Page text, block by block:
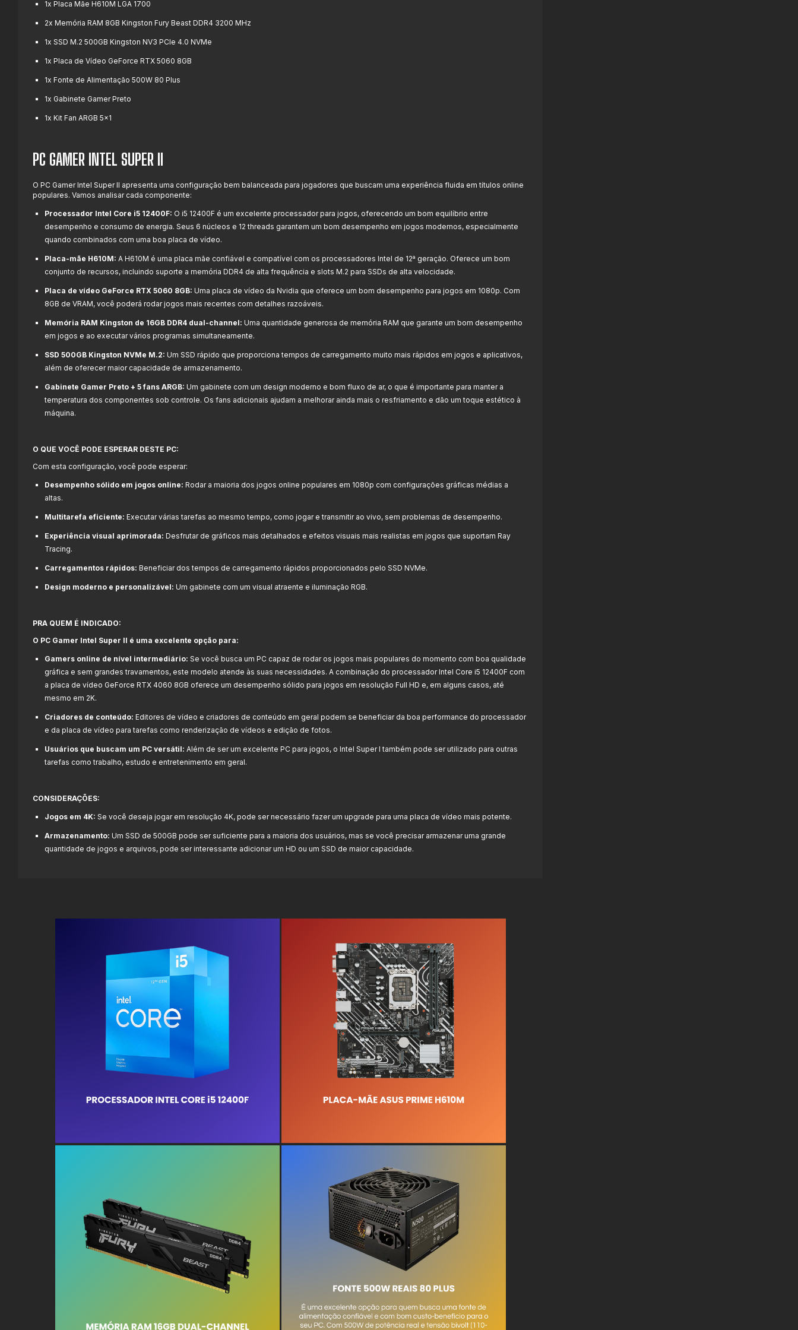
1x Placa Mãe H610M LGA 1700
2x Memória RAM 8GB Kingston Fury Beast DDR4 3200 MHz
1x SSD M.2 500GB Kingston NV3 PCIe 4.0 NVMe
1x Placa de Vídeo GeForce RTX 5060 8GB
1x Fonte de Alimentação 500W 80 Plus
1x Gabinete Gamer Preto
1x Kit Fan ARGB 5x1
PC GAMER INTEL SUPER II
O PC Gamer Intel Super II apresenta uma configuração bem balanceada para jogadores que buscam uma experiência fluida em títulos online
populares. Vamos analisar cada componente:
Processador Intel Core i5 12400F: O i5 12400F é um excelente processador para jogos, oferecendo um bom equilíbrio entre
desempenho e consumo de energia. Seus 6 núcleos e 12 threads garantem um bom desempenho em jogos modernos, especialmente
quando combinados com uma boa placa de vídeo.
Placa-mãe H610M: A H610M é uma placa mãe confiável e compatível com os processadores Intel de 12ª geração. Oferece um bom
conjunto de recursos, incluindo suporte a memória DDR4 de alta frequência e slots M.2 para SSDs de alta velocidade.
Placa de vídeo GeForce RTX 5060 8GB: Uma placa de vídeo da Nvidia que oferece um bom desempenho para jogos em 1080p. Com
8GB de VRAM, você poderá rodar jogos mais recentes com detalhes razoáveis.
Memória RAM Kingston de 16GB DDR4 dual-channel: Uma quantidade generosa de memória RAM que garante um bom desempenho
em jogos e ao executar vários programas simultaneamente.
SSD 500GB Kingston NVMe M.2: Um SSD rápido que proporciona tempos de carregamento muito mais rápidos em jogos e aplicativos,
além de oferecer maior capacidade de armazenamento.
Gabinete Gamer Preto + 5 fans ARGB: Um gabinete com um design moderno e bom fluxo de ar, o que é importante para manter a
temperatura dos componentes sob controle. Os fans adicionais ajudam a melhorar ainda mais o resfriamento e dão um toque estético à
máquina.
O QUE VOCÊ PODE ESPERAR DESTE PC:
Com esta configuração, você pode esperar:
Desempenho sólido em jogos online: Rodar a maioria dos jogos online populares em 1080p com configurações gráficas médias a
altas.
Multitarefa eficiente: Executar várias tarefas ao mesmo tempo, como jogar e transmitir ao vivo, sem problemas de desempenho.
Experiência visual aprimorada: Desfrutar de gráficos mais detalhados e efeitos visuais mais realistas em jogos que suportam Ray
Tracing.
Carregamentos rápidos: Beneficiar dos tempos de carregamento rápidos proporcionados pelo SSD NVMe.
Design moderno e personalizável: Um gabinete com um visual atraente e iluminação RGB.
PRA QUEM É INDICADO:
O PC Gamer Intel Super II é uma excelente opção para:
Gamers online de nível intermediário: Se você busca um PC capaz de rodar os jogos mais populares do momento com boa qualidade
gráfica e sem grandes travamentos, este modelo atende às suas necessidades. A combinação do processador Intel Core i5 12400F com
a placa de vídeo GeForce RTX 4060 8GB oferece um desempenho sólido para jogos em resolução Full HD e, em alguns casos, até
mesmo em 2K.
Criadores de conteúdo: Editores de vídeo e criadores de conteúdo em geral podem se beneficiar da boa performance do processador
e da placa de vídeo para tarefas como renderização de vídeos e edição de fotos.
Usuários que buscam um PC versátil: Além de ser um excelente PC para jogos, o Intel Super I também pode ser utilizado para outras
tarefas como trabalho, estudo e entretenimento em geral.
CONSIDERAÇÕES:
Jogos em 4K: Se você deseja jogar em resolução 4K, pode ser necessário fazer um upgrade para uma placa de vídeo mais potente.
Armazenamento: Um SSD de 500GB pode ser suficiente para a maioria dos usuários, mas se você precisar armazenar uma grande
quantidade de jogos e arquivos, pode ser interessante adicionar um HD ou um SSD de maior capacidade.